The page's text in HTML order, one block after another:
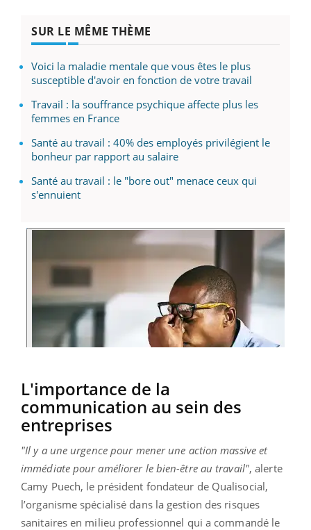
SUR LE MÊME THÈME
Voici la maladie mentale que vous êtes le plus
susceptible d'avoir en fonction de votre travail
Travail : la souffrance psychique affecte plus les
femmes en France
Santé au travail : 40% des employés privilégient le
bonheur par rapport au salaire
Santé au travail : le "bore out" menace ceux qui
s'ennuient
L'importance de la
communication au sein des
entreprises
"Il y a une urgence pour mener une action massive et
immédiate pour améliorer le bien-être au travail", alerte
Camy Puech, le président fondateur de Qualisocial,
l’organisme spécialisé dans la gestion des risques
sanitaires en milieu professionnel qui a commandé le